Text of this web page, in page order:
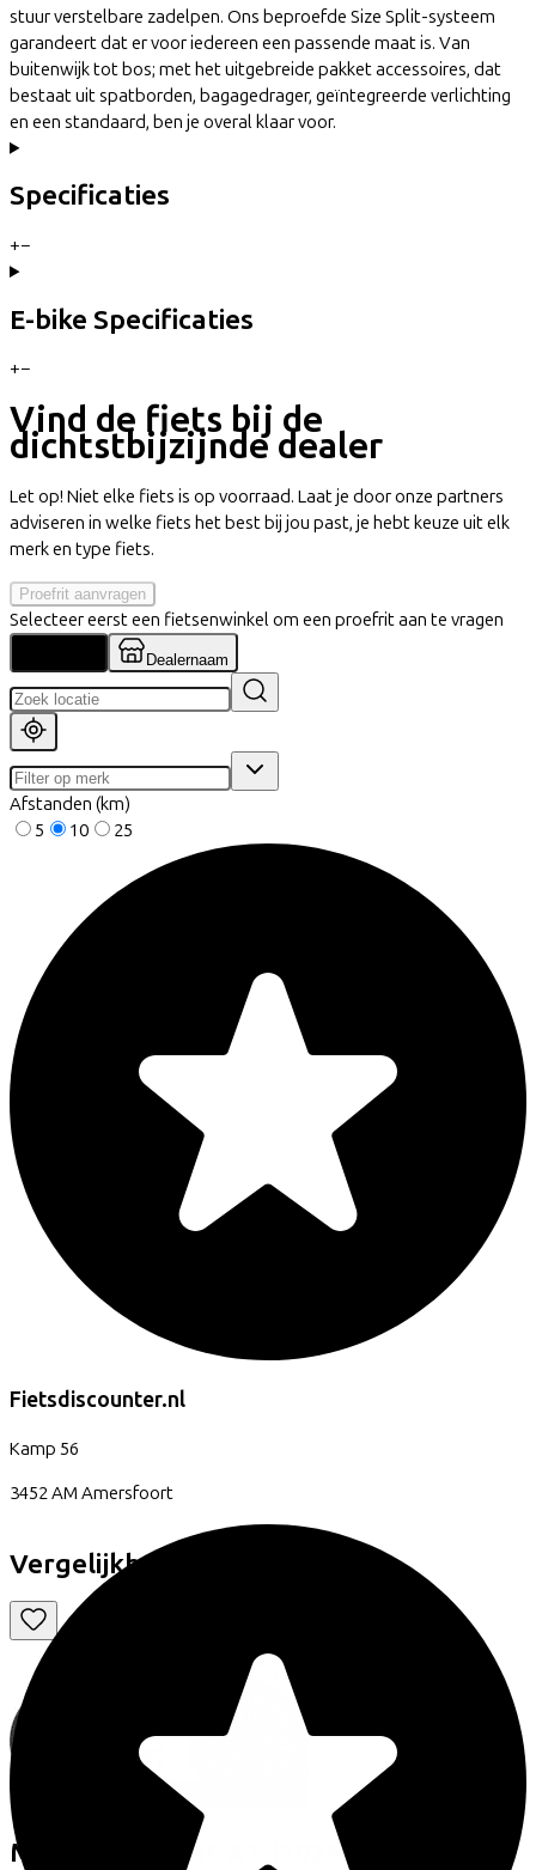
stuur verstelbare zadelpen. Ons beproefde Size Split-systeem
garandeert dat er voor iedereen een passende maat is. Van
buitenwijk tot bos; met het uitgebreide pakket accessoires, dat
bestaat uit spatborden, bagagedrager, geïntegreerde verlichting
en een standaard, ben je overal klaar voor.
Specificaties
+−
E-bike Specificaties
+−
Vind de fiets bij de
dichtstbijzijnde dealer
Let op! Niet elke fiets is op voorraad. Laat je door onze partners
adviseren in welke fiets het best bij jou past, je hebt keuze uit elk
merk en type fiets.
Proefrit aanvragen
Selecteer eerst een fietsenwinkel om een proefrit aan te vragen
Dealernaam
Afstanden (km)
5
10 25
Fietsdiscounter.nl
Kamp 56
3452 AM Amersfoort
Vergelijkbare fietsen
Merida BIG NINE XT (2026)